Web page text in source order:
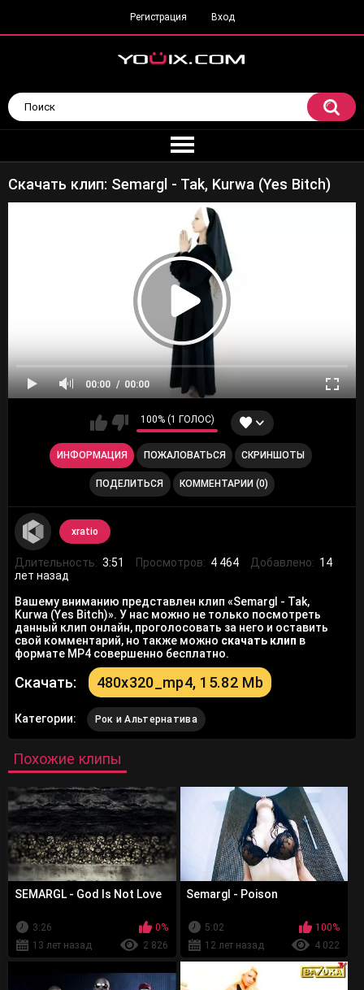
Регистрация Вход
Скачать клип: Semargl - Tak, Kurwa (Yes Bitch)
00:00 00:00
100% (1 ГОЛОС)
ИНФОРМАЦИЯ ПОЖАЛОВАТЬСЯ СКРИНШОТЫ
ПОДЕЛИТЬСЯ КОММЕНТАРИИ (0)
xratio
Длительность: 3:51 Просмотров: 4 464 Добавлено: 14
лет назад
Вашему вниманию представлен клип «Semargl - Tak,
Kurwa (Yes Bitch)». У нас можно не только посмотреть
данный клип онлайн, проголосовать за него и оставить
свой комментарий, но также можно скачать клип в
формате MP4 совершенно бесплатно.
Скачать: 480x320_mp4, 15.82 Mb
Категории: Рок и Альтернатива
Похожие клипы
SEMARGL - God Is Not Love
3:26
0%
13 лет назад
2 826
Semargl - Poison
5:02
100%
12 лет назад
4 022